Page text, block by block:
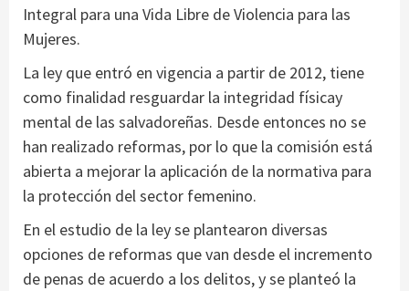
Integral para una Vida Libre de Violencia para las
Mujeres.
La ley que entró en vigencia a partir de 2012, tiene
como finalidad resguardar la integridad físicay
mental de las salvadoreñas. Desde entonces no se
han realizado reformas, por lo que la comisión está
abierta a mejorar la aplicación de la normativa para
la protección del sector femenino.
En el estudio de la ley se plantearon diversas
opciones de reformas que van desde el incremento
de penas de acuerdo a los delitos, y se planteó la